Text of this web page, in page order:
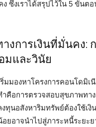
ซึ่งเราได้สรุปไว้ใน 5 ขั้นต
งการเงินที่มั่นคง:
มและวินัย
มมองหาโครงการคอนโดมิเ
คือการตรวจสอบสุขภาพทาง
งทุนอสังหาริมทรัพย์ต้องใช้เ
ยอาจนำไปสู่ภาระหนี้ระยะย